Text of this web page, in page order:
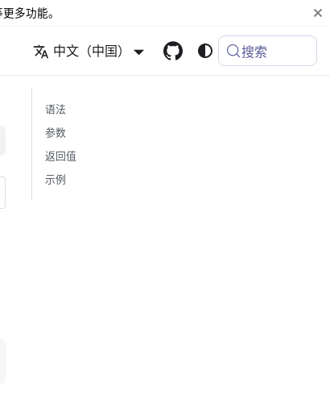
多功能。
中文（中国） 搜索
语法
参数
返回值
示例